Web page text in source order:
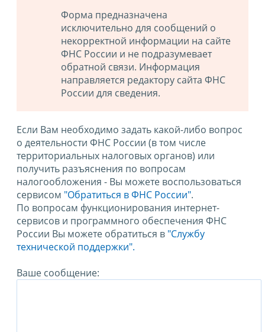
Форма предназначена
исключительно для сообщений о
некорректной информации на сайте
ФНС России и не подразумевает
обратной связи. Информация
направляется редактору сайта ФНС
России для сведения.
Если Вам необходимо задать какой-либо вопрос
о деятельности ФНС России (в том числе
территориальных налоговых органов) или
получить разъяснения по вопросам
налогообложения - Вы можете воспользоваться
сервисом "Обратиться в ФНС России".
По вопросам функционирования интернет-
сервисов и программного обеспечения ФНС
России Вы можете обратиться в "Службу
технической поддержки".
Ваше сообщение: